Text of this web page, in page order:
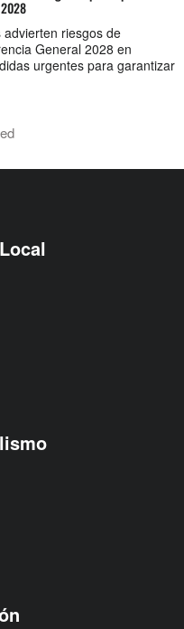
riesgos de
General 2028 en
urgentes para garantizar